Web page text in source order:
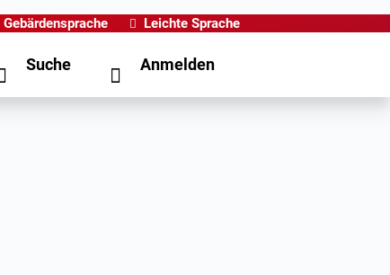
Gebärdensprache Leichte Sprache
Suche Anmelden